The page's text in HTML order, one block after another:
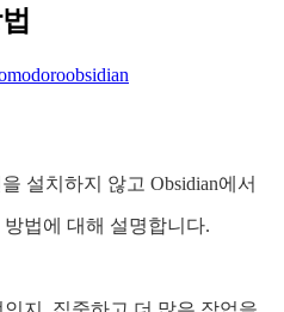
obsidian
설치하지 않고 Obsidian에서
방법에 대해 설명합니다.